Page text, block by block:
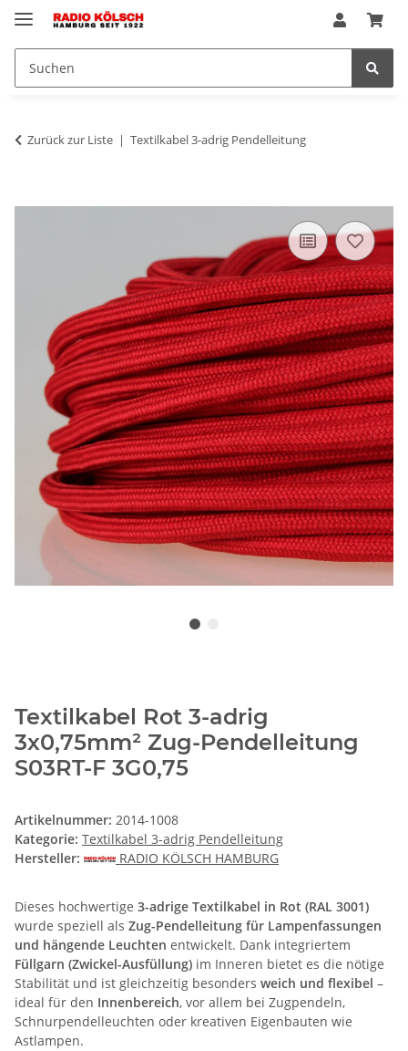
Zurück zur Liste Textilkabel 3-adrig Pendelleitung
Textilkabel Rot 3-adrig
3x0,75mm² Zug-Pendelleitung
S03RT-F 3G0,75
Artikelnummer: 2014-1008
Kategorie: Textilkabel 3-adrig Pendelleitung
Hersteller:
RADIO KÖLSCH HAMBURG
Dieses hochwertige 3-adrige Textilkabel in Rot (RAL 3001)
wurde speziell als Zug-Pendelleitung für Lampenfassungen
und hängende Leuchten entwickelt. Dank integriertem
Füllgarn (Zwickel-Ausfüllung) im Inneren bietet es die nötige
Stabilität und ist gleichzeitig besonders weich und flexibel –
ideal für den Innenbereich, vor allem bei Zugpendeln,
Schnurpendelleuchten oder kreativen Eigenbauten wie
Astlampen.